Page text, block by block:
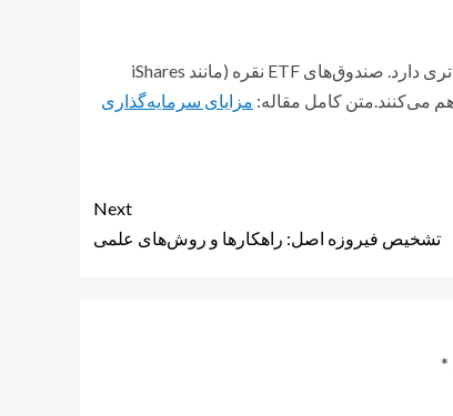
نقره در مقایسه با سایر فلزات گرانبها (مانند پلاتین یا پالادیوم)، نقدشوندگی بالاتری دارد. صندوق‌های ETF نقره (مانند iShares
مزایای سرمایه‌گذاری
Next
تشخیص فیروزه اصل: راهکارها و روش‌های علمی
*